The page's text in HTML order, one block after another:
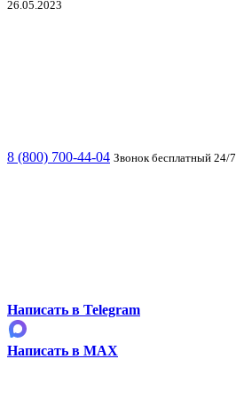
26.05.2023
8 (800) 700-44-04 Звонок бесплатный 24/7
Написать в Telegram
Написать в MAX